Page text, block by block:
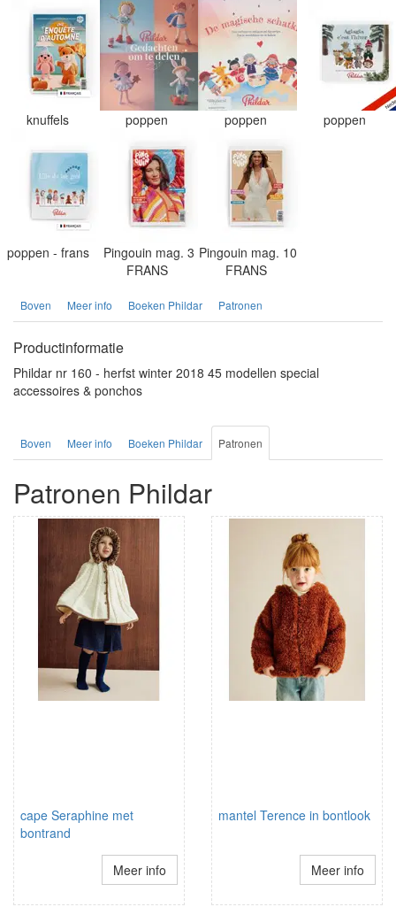
knuffels poppen poppen poppen
poppen - frans
Pingouin mag. 3
FRANS
Pingouin mag. 10
FRANS
Boven Meer info Boeken Phildar Patronen
Productinformatie
Phildar nr 160 - herfst winter 2018 45 modellen special
accessoires & ponchos
Boven Meer info Boeken Phildar Patronen
Patronen Phildar
cape Seraphine met
bontrand
Meer info
mantel Terence in bontlook
Meer info